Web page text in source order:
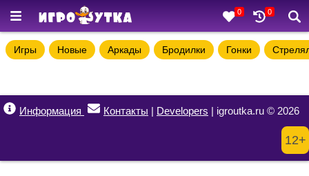
0 0
Игры Новые Аркады Бродилки Гонки
Информация Контакты | Developers | igroutka.ru © 2026
12+